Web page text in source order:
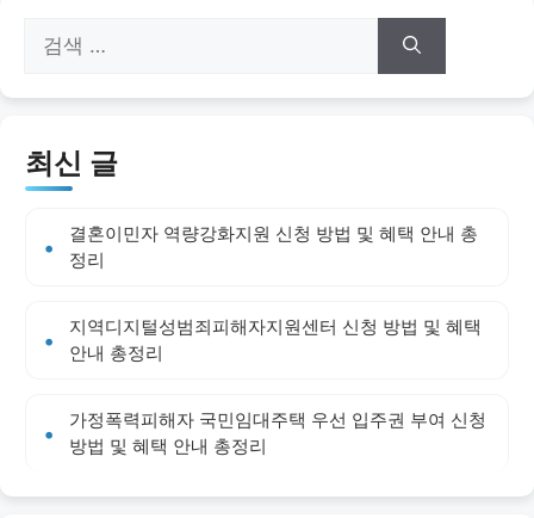
색:
최신 글
결혼이민자 역량강화지원 신청 방법 및 혜택 안내 총
정리
지역디지털성범죄피해자지원센터 신청 방법 및 혜택
안내 총정리
가정폭력피해자 국민임대주택 우선 입주권 부여 신청
방법 및 혜택 안내 총정리